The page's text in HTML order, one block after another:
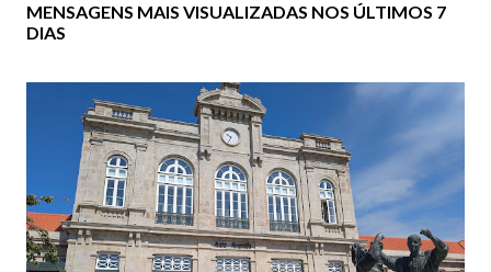
MENSAGENS MAIS VISUALIZADAS NOS ÚLTIMOS 7
DIAS